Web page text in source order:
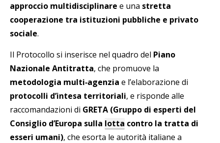
approccio multidisciplinare e una stretta
cooperazione tra istituzioni pubbliche e privato
sociale.
Il Protocollo si inserisce nel quadro del Piano
Nazionale Antitratta, che promuove la
metodologia multi‑agenzia e l’elaborazione di
protocolli d’intesa territoriali, e risponde alle
raccomandazioni di GRETA (Gruppo di esperti del
Consiglio d’Europa sulla lotta contro la tratta di
esseri umani), che esorta le autorità italiane a